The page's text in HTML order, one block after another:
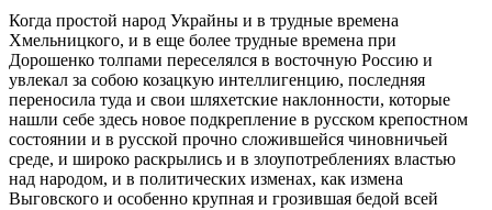
Когда простой народ Украйны и в трудные времена
Хмельницкого, и в еще более трудные времена при
Дорошенко толпами переселялся в восточную Россию и
увлекал за собою козацкую интеллигенцию, последняя
переносила туда и свои шляхетские наклонности, которые
нашли себе здесь новое подкрепление в русском крепостном
состоянии и в русской прочно сложившейся чиновничьей
среде, и широко раскрылись и в злоупотреблениях властью
над народом, и в политических изменах, как измена
Выговского и особенно крупная и грозившая бедой всей